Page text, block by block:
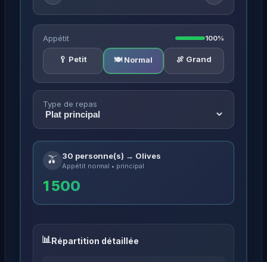
Appétit 100%
🥄 Petit 🍽️ Normal 🍖 Grand
Type de repas
🫒 30 personne(s) → Olives
Appétit normal • principal
1 500
Répartition détaillée